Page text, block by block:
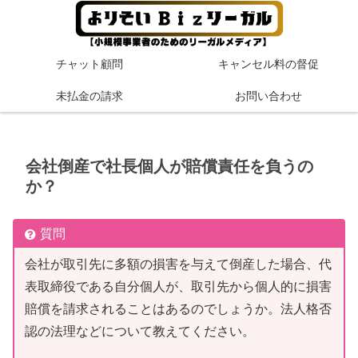
チャット顧問 キャンセル料の督促
未払金の請求 お問い合わせ
会社倒産で社長個人が賠償責任を負うの
か？
質問
会社が取引先に多額の損害を与えて倒産した場合、代
表取締役である自分個人が、取引先から個人的に損害
賠償を請求されることはあるのでしょうか。法人格否
認の法理などについて教えてください。